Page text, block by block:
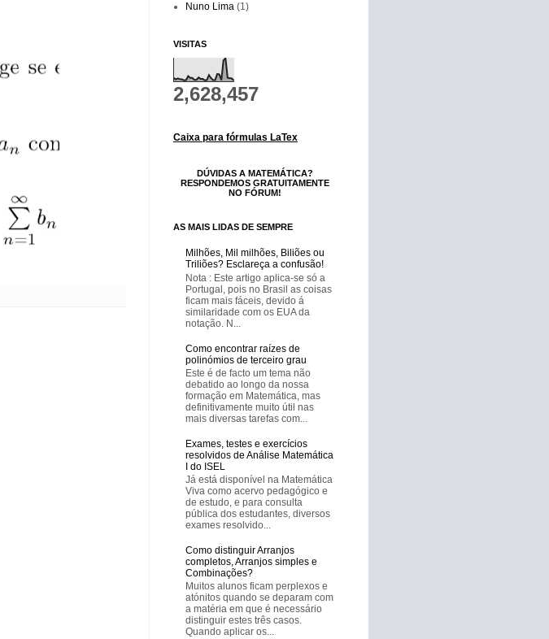
Nuno Lima (1)
VISITAS
2,628,457
Caixa para fórmulas LaTex
DÚVIDAS A MATEMÁTICA?
RESPONDEMOS GRATUITAMENTE
NO FÓRUM!
AS MAIS LIDAS DE SEMPRE
Milhões, Mil milhões, Biliões ou
Triliões? Esclareça a confusão!
Nota : Este artigo aplica-se só a
Portugal, pois no Brasil as coisas
ficam mais fáceis, devido á
similaridade com os EUA da
notação. N...
Como encontrar raízes de
polinómios de terceiro grau
Este é de facto um tema não
debatido ao longo da nossa
formação em Matemática, mas
definitivamente muito útil nas
mais diversas tarefas com...
Exames, testes e exercícios
resolvidos de Análise Matemática
I do ISEL
Já está disponível na Matemática
Viva como acervo pedagógico e
de estudo, e para consulta
pública dos estudantes, diversos
exames resolvido...
Como distinguir Arranjos
completos, Arranjos simples e
Combinações?
Muitos alunos ficam perplexos e
atónitos quando se deparam com
a matéria em que é necessário
distinguir estes três casos.
Quando aplicar os...